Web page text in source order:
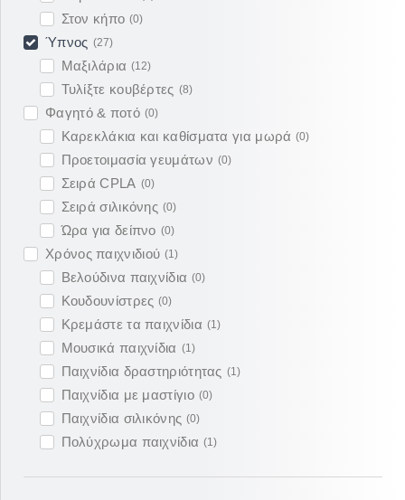
Στον κήπο (0)
Ύπνος (27)
Μαξιλάρια (12)
Τυλίξτε κουβέρτες (8)
Φαγητό & ποτό (0)
Καρεκλάκια και καθίσματα για μωρά (0)
Προετοιμασία γευμάτων (0)
Σειρά CPLA (0)
Σειρά σιλικόνης (0)
Ώρα για δείπνο (0)
Χρόνος παιχνιδιού (1)
Βελούδινα παιχνίδια (0)
Κουδουνίστρες (0)
Κρεμάστε τα παιχνίδια (1 )
Μουσικά παιχνίδια (1 )
Παιχνίδια δραστηριότητας (1 )
Παιχνίδια με μαστίγιο (0)
Παιχνίδια σιλικόνης (0)
Πολύχρωμα παιχνίδια (1)